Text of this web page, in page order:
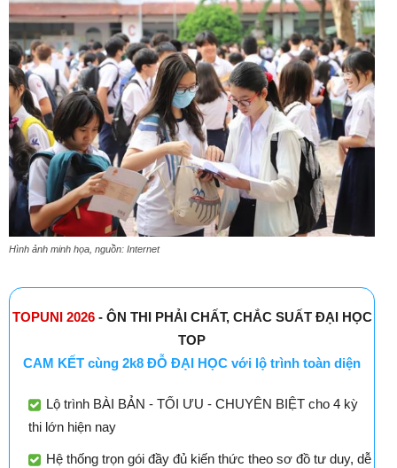
Hình ảnh minh họa, nguồn: Internet
TOPUNI 2026- ÔN THI PHẢI CHẤT, CHẮC SUẤT ĐẠI HỌC
TOP
CAM KẾT cùng 2k8 ĐỖ ĐẠI HỌC với lộ trình toàn diện
Lộ trình BÀI BẢN - TỐI ƯU - CHUYÊN BIỆT cho 4 kỳ
thi lớn hiện nay
Hệ thống trọn gói đầy đủ kiến thức theo sơ đồ tư duy, dễ